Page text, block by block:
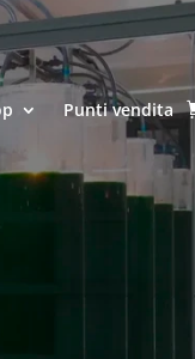
Punti vendita